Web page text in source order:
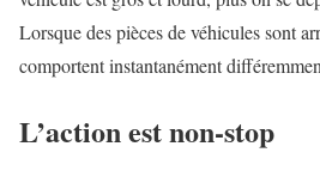
Lorsque des pièces de véhicules sont
comportent instantanément
L’action est non-stop